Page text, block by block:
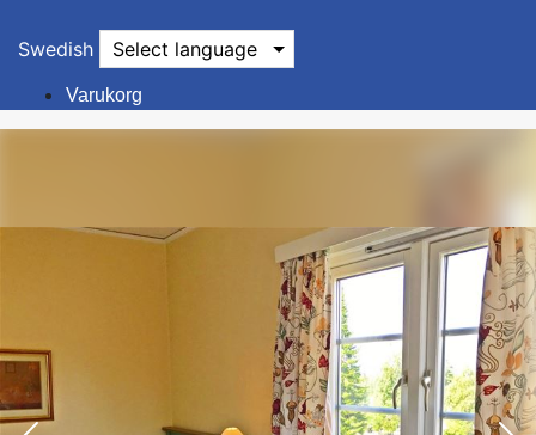
Swedish Select language
Varukorg